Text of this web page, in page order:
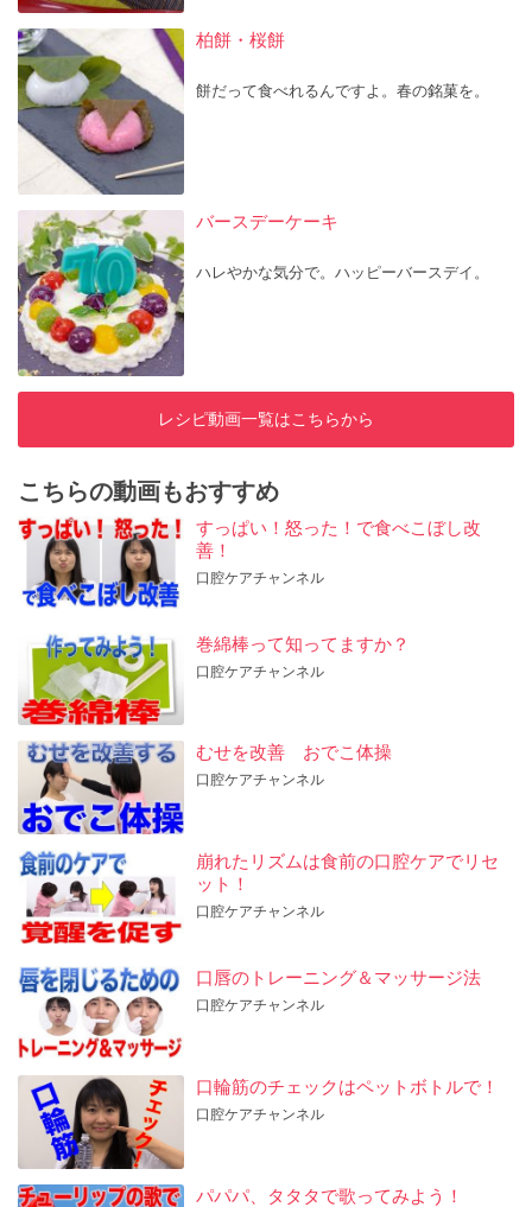
柏餅・桜餅
餅だって食べれるんですよ。春の銘菓を。
バースデーケーキ
ハレやかな気分で。ハッピーバースデイ。
レシピ動画一覧はこちらから
こちらの動画もおすすめ
すっぱい！怒った！で食べこぼし改
善！
口腔ケアチャンネル
巻綿棒って知ってますか？
口腔ケアチャンネル
むせを改善 おでこ体操
口腔ケアチャンネル
崩れたリズムは食前の口腔ケアでリセ
ット！
口腔ケアチャンネル
口唇のトレーニング＆マッサージ法
口腔ケアチャンネル
口輪筋のチェックはペットボトルで！
口腔ケアチャンネル
パパパ、タタタで歌ってみよう！